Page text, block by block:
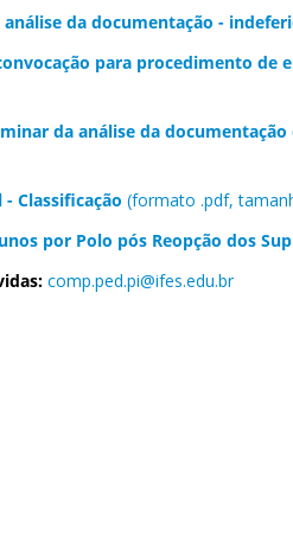
da documentação -
para procedimento de
da análise da
Classificação (formato .pdf,
por Polo pós Reopção dos
comp.ped.pi@ifes.edu.br